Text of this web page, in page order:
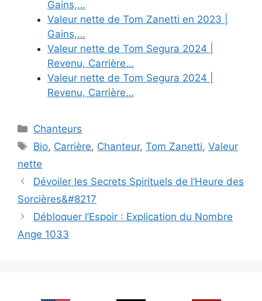
Gains,…
Valeur nette de Tom Zanetti en 2023 |
Gains,…
Valeur nette de Tom Segura 2024 |
Revenu, Carrière…
Valeur nette de Tom Segura 2024 |
Revenu, Carrière…
Categories
Chanteurs
Tags
Bio, Carrière, Chanteur,Tom Zanetti,Valeur
nette
Dévoiler les Secrets Spirituels de l’Heure des
Sorcières&#8217
Débloquer l’Espoir : Explication du Nombre
Ange 1033